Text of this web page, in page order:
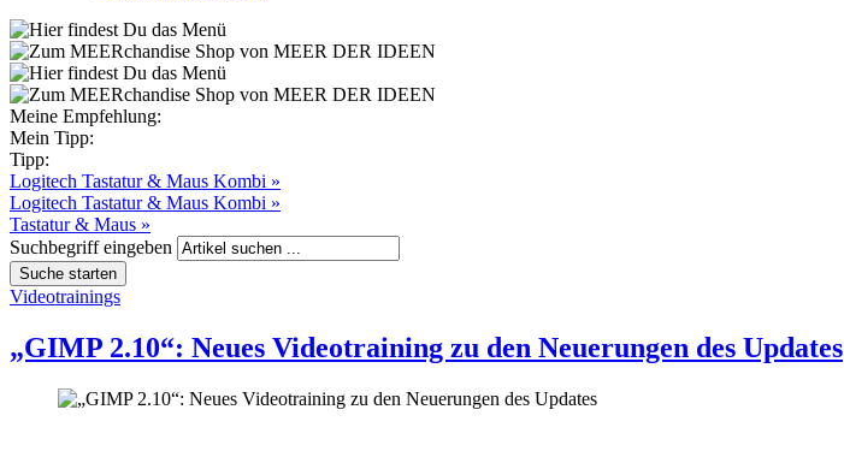
Meine Empfehlung:
Mein Tipp:
Tipp:
Logitech Tastatur & Maus Kombi »
Logitech Tastatur & Maus Kombi »
Tastatur & Maus »
Suchbegriff eingeben
Videotrainings
„GIMP 2.10“: Neues Videotraining zu den Neuerungen des Updates